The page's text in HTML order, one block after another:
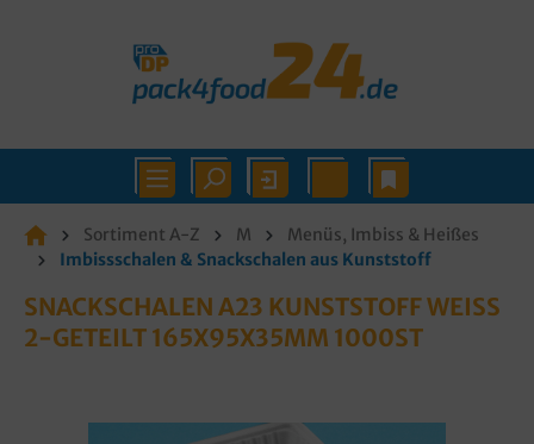
Sortiment A-Z M
Menüs, Imbiss & Heißes
Imbissschalen & Snackschalen aus Kunststoff
SNACKSCHALEN A23 KUNSTSTOFF WEISS 2
-GETEILT 165X95X35MM 1000ST